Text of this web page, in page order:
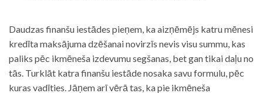
Daudzas finanšu iestādes pieņem, ka aizņēmējs katru mēnesi
kredīta maksājuma dzēšanai novirzīs nevis visu summu, kas
paliks pēc ikmēneša izdevumu segšanas, bet gan tikai daļu no
tās. Turklāt katra finanšu iestāde nosaka savu formulu, pēc
kuras vadīties. Jāņem arī vērā tas, ka pie ikmēneša